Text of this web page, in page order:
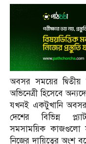
অবসর সময়ের
অভিনেত্রী হিসেবে
যখনই একটুখানি অবসর
দেশের বিভিন্ন
সমসাময়িক কাজগুলো
নিজের দায়িত্বের অংশ